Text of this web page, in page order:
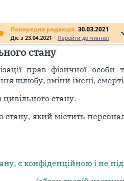
Попередня редакція 30.03.2021
Діє з 23.04.2021 Перейти до чинної